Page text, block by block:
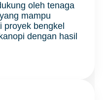
oleh tenaga
mampu
proyek bengkel
dengan hasil